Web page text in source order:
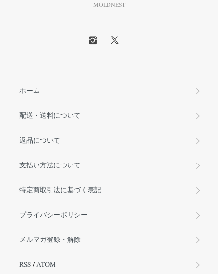
MOLDNEST
ホーム
配送・送料について
返品について
支払い方法について
特定商取引法に基づく表記
プライバシーポリシー
メルマガ登録・解除
RSS / ATOM